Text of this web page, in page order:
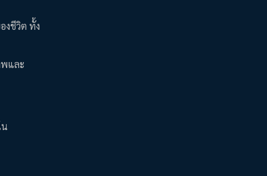
งชีวิต ทั้ง
พและ